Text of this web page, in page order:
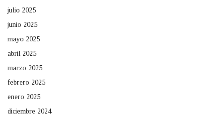
julio 2025
junio 2025
mayo 2025
abril 2025
marzo 2025
febrero 2025
enero 2025
diciembre 2024